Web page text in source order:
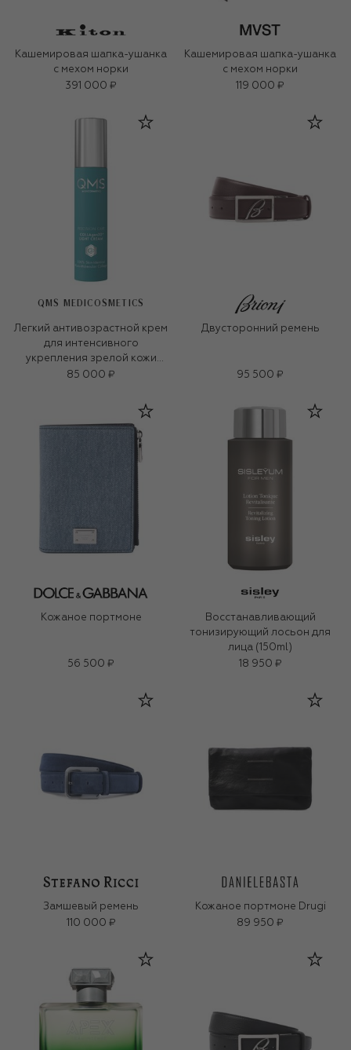
Кашемировая шапка-ушанка
с мехом норки
391 000 ₽
Кашемировая шапка-ушанка
с мехом норки
119 000 ₽
QMS MEDICOSMETICS
Легкий антивозрастной крем
для интенсивного
укрепления зрелой кожи
«3D-коллаген» (50ml)
85 000 ₽
Двусторонний ремень
95 500 ₽
Кожаное портмоне
56 500 ₽
Восстанавливающий
тонизирующий лосьон для
лица (150ml)
18 950 ₽
Замшевый ремень
110 000 ₽
Кожаное портмоне Drugi
89 950 ₽